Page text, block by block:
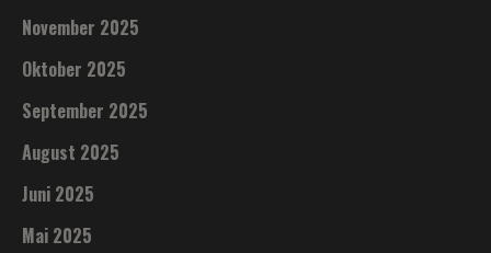
November 2025
Oktober 2025
September 2025
August 2025
Juni 2025
Mai 2025